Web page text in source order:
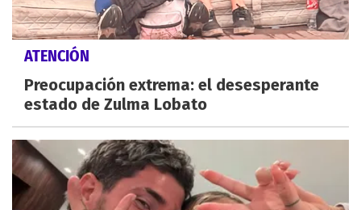
ATENCIÓN
Preocupación extrema: el desesperante
estado de Zulma Lobato